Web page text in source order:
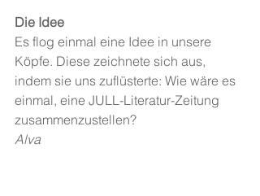
Die Idee
Es flog einmal eine Idee in unsere
Köpfe. Diese zeichnete sich aus,
indem sie uns zuflüsterte: Wie wäre es
einmal, eine JULL-Literatur-Zeitung
zusammenzustellen?
Alva